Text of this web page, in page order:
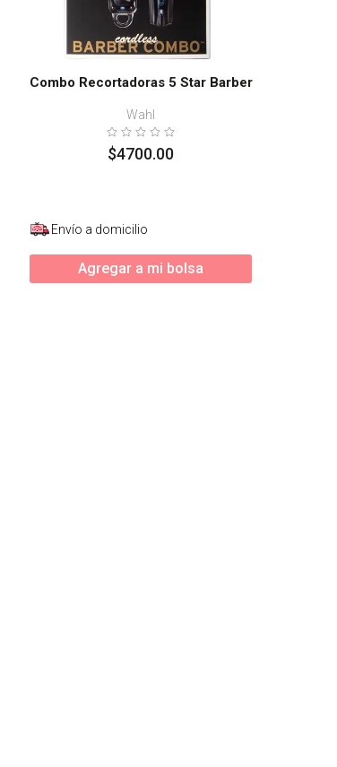
Combo Recortadoras 5 Star Barber
Wahl
$4700.00
Envío a domicilio
Agregar a mi bolsa